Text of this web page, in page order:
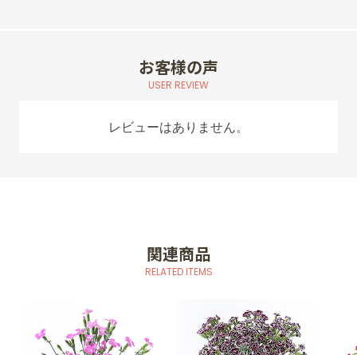
お客様の声
USER REVIEW
レビューはありません。
関連商品
RELATED ITEMS